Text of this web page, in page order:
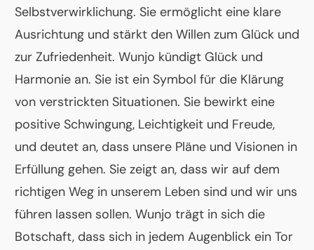
Selbstverwirklichung. Sie ermöglicht eine klare
Ausrichtung und stärkt den Willen zum Glück und
zur Zufriedenheit. Wunjo kündigt Glück und
Harmonie an. Sie ist ein Symbol für die Klärung
von verstrickten Situationen. Sie bewirkt eine
positive Schwingung, Leichtigkeit und Freude,
und deutet an, dass unsere Pläne und Visionen in
Erfüllung gehen. Sie zeigt an, dass wir auf dem
richtigen Weg in unserem Leben sind und wir uns
führen lassen sollen. Wunjo trägt in sich die
Botschaft, dass sich in jedem Augenblick ein Tor